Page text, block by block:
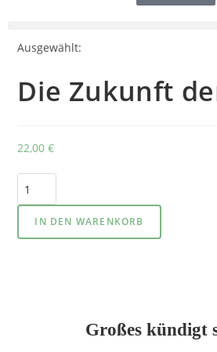
Ausgewählt:
Die Zukunft
22,00€
IN DEN WARENKORB
Großes kündigt